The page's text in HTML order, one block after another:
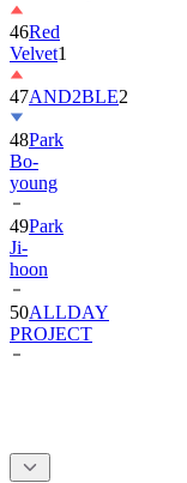
46Red
Velvet1
47AND2BLE2
48Park
Bo-
young
49Park
Ji-
hoon
50ALLDAY
PROJECT